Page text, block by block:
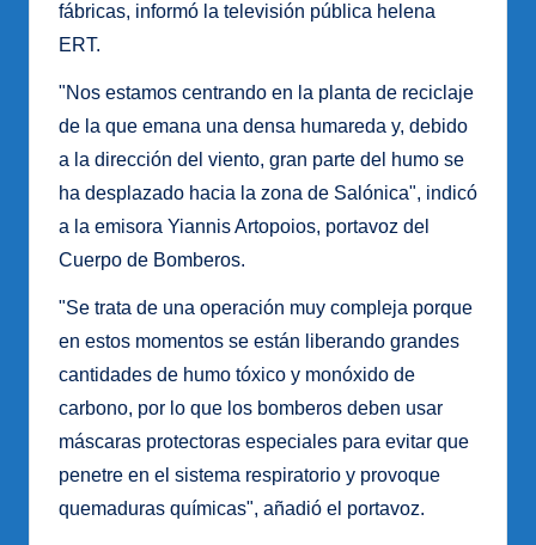
fábricas, informó la televisión pública helena
ERT.
"Nos estamos centrando en la planta de reciclaje
de la que emana una densa humareda y, debido
a la dirección del viento, gran parte del humo se
ha desplazado hacia la zona de Salónica", indicó
a la emisora Yiannis Artopoios, portavoz del
Cuerpo de Bomberos.
"Se trata de una operación muy compleja porque
en estos momentos se están liberando grandes
cantidades de humo tóxico y monóxido de
carbono, por lo que los bomberos deben usar
máscaras protectoras especiales para evitar que
penetre en el sistema respiratorio y provoque
quemaduras químicas", añadió el portavoz.